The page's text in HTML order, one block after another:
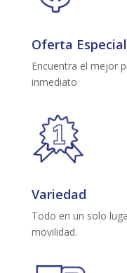
Oferta Especial
Encuentra el mejor
inmediato
Variedad
Todo en un solo
movilidad.